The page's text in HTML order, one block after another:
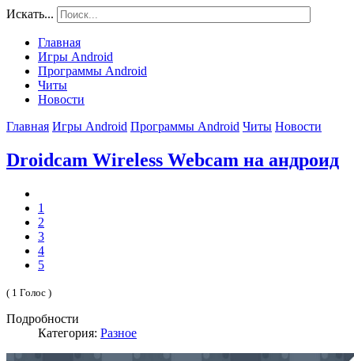
Искать...
Главная
Игры Android
Программы Android
Читы
Новости
Главная Игры Android Программы Android Читы Новости
Droidcam Wireless Webcam на андроид
1
2
3
4
5
( 1 Голос )
Подробности
Категория: Разное